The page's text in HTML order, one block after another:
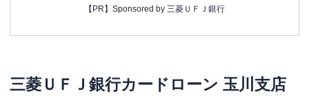
【PR】Sponsored by 三菱ＵＦＪ銀行
三菱ＵＦＪ銀行カードローン 玉川支店